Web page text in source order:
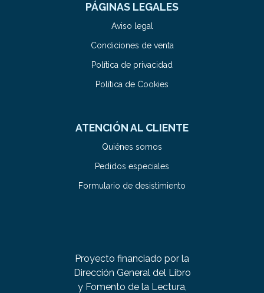
PÁGINAS LEGALES
Aviso legal
Condiciones de venta
Política de privacidad
Política de Cookies
ATENCIÓN AL CLIENTE
Quiénes somos
Pedidos especiales
Formulario de desistimiento
Proyecto financiado por la
Dirección General del Libro
y Fomento de la Lectura,